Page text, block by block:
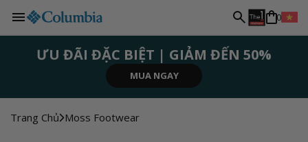
Chuyển
đến nội
dung
0N
ô
ĐĂNG KÝ NGAY
MUA NGAY
ƯU ĐÃI ĐẶC BIỆT | GIẢM ĐẾN 50%
MUA NGAY
ĐĂNG KÝ NGAY
MUA NGAY
Trang Chủ Moss Footwear